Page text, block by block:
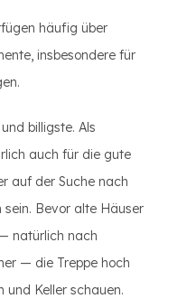
häufig über
insbesondere für
billigste. Als
auch für die gute
auf der Suche nach
Bevor alte Häuser
natürlich nach
— die Treppe hoch
und Keller schauen.